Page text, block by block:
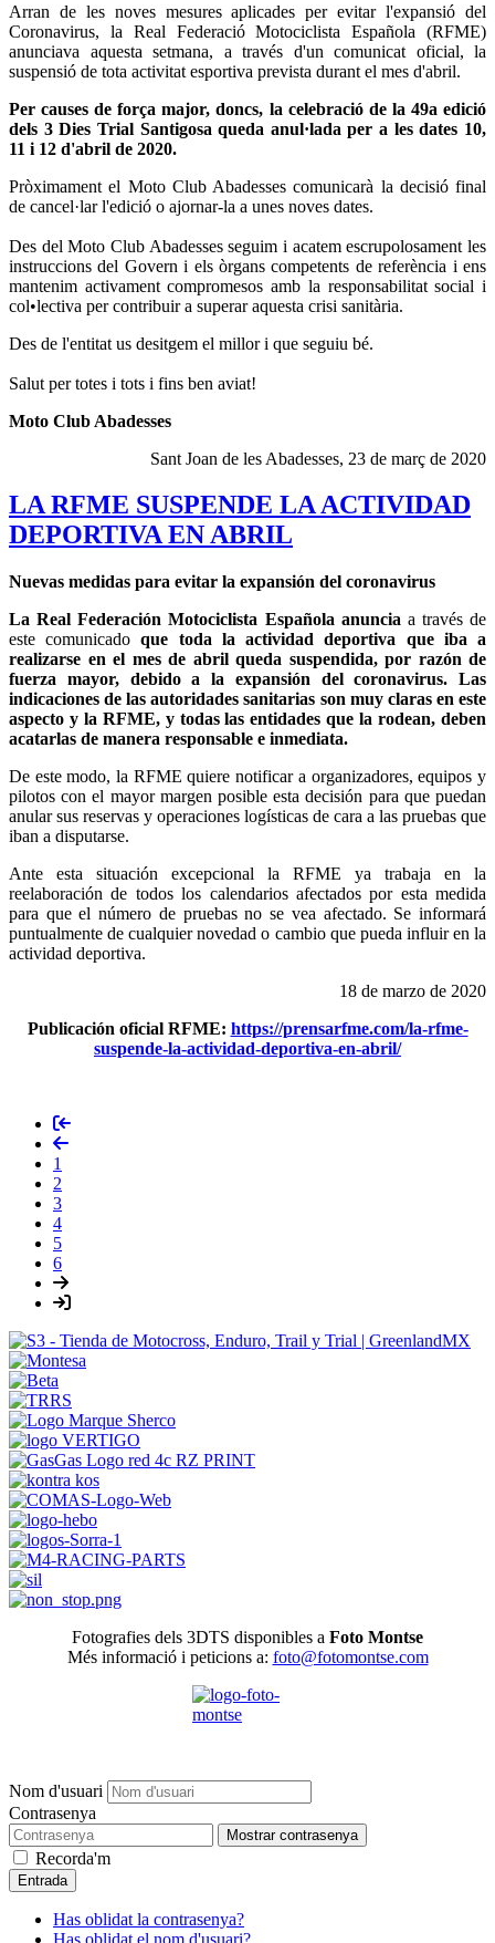
Arran de les noves mesures aplicades per evitar l'expansió del
Coronavirus, la Real Federació Motociclista Española (RFME)
anunciava aquesta setmana, a través d'un comunicat oficial, la
suspensió de tota activitat esportiva prevista durant el mes d'abril.
Per causes de força major, doncs, la celebració de la 49a edició
dels 3 Dies Trial Santigosa queda anul·lada per a les dates 10,
11 i 12 d'abril de 2020.
Pròximament el Moto Club Abadesses comunicarà la decisió final
de cancel·lar l'edició o ajornar-la a unes noves dates.
Des del Moto Club Abadesses seguim i acatem escrupolosament les
instruccions del Govern i els òrgans competents de referència i ens
mantenim activament compromesos amb la responsabilitat social i
col•lectiva per contribuir a superar aquesta crisi sanitària.
Des de l'entitat us desitgem el millor i que seguiu bé.
Salut per totes i tots i fins ben aviat!
Moto Club Abadesses
Sant Joan de les Abadesses, 23 de març de 2020
LA RFME SUSPENDE LA ACTIVIDAD
DEPORTIVA EN ABRIL
Nuevas medidas para evitar la expansión del coronavirus
La Real Federación Motociclista Española anuncia a través de
este comunicado que toda la actividad deportiva que iba a
realizarse en el mes de abril queda suspendida, por razón de
fuerza mayor, debido a la expansión del coronavirus. Las
indicaciones de las autoridades sanitarias son muy claras en este
aspecto y la RFME, y todas las entidades que la rodean, deben
acatarlas de manera responsable e inmediata.
De este modo, la RFME quiere notificar a organizadores, equipos y
pilotos con el mayor margen posible esta decisión para que puedan
anular sus reservas y operaciones logísticas de cara a las pruebas que
iban a disputarse.
Ante esta situación excepcional la RFME ya trabaja en la
reelaboración de todos los calendarios afectados por esta medida
para que el número de pruebas no se vea afectado. Se informará
puntualmente de cualquier novedad o cambio que pueda influir en la
actividad deportiva.
18 de marzo de 2020
Publicación oficial RFME: https://prensarfme.com/la-rfme-
suspende-la-actividad-deportiva-en-abril/
1
2
3
4
5
6
Fotografies dels 3DTS disponibles a Foto Montse
Més informació i peticions a: foto@fotomontse.com
Nom d'usuari
Contrasenya
Mostrar contrasenya
Recorda'm
Entrada
Has oblidat la contrasenya?